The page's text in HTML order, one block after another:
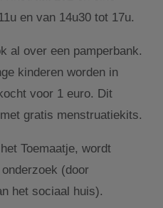
en van 14u30 tot 17u.
al over een pamperbank.
kinderen worden in
voor 1 euro. Dit
gratis menstruatiekits.
Toemaatje, wordt
(door
het sociaal huis).